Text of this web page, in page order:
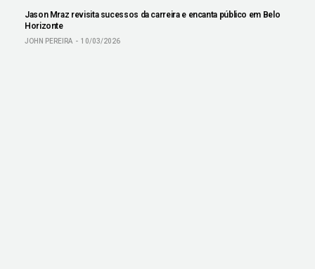
Jason Mraz revisita sucessos da carreira e encanta público em Belo
Horizonte
JOHN PEREIRA 10/03/2026